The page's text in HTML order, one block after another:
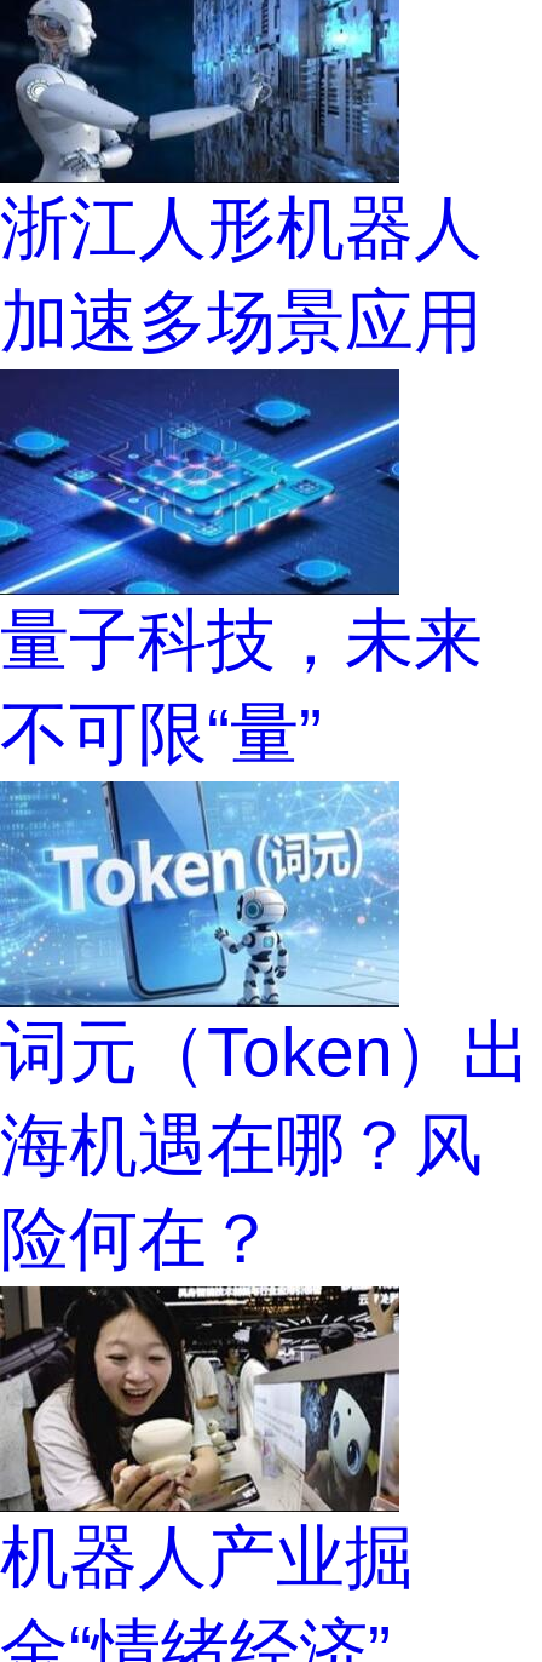
浙江人形机器人
加速多场景应用
量子科技，未来
不可限“量”
词元（Token）出
海机遇在哪？风
险何在？
机器人产业掘